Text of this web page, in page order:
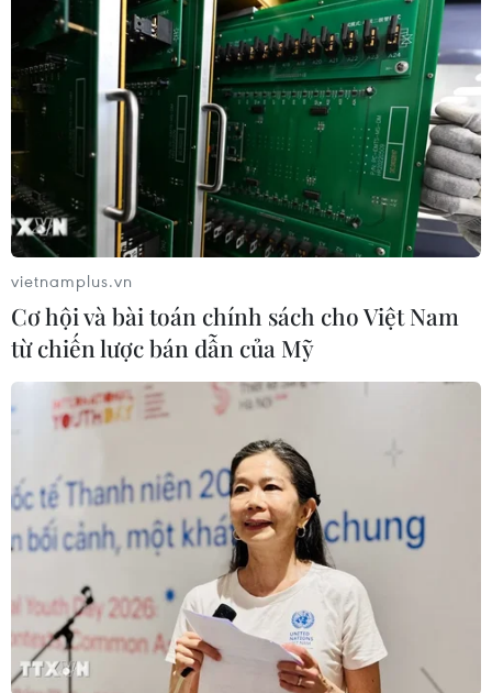
vietnamplus.vn
Cơ hội và bài toán chính sách cho Việt Nam
từ chiến lược bán dẫn của Mỹ